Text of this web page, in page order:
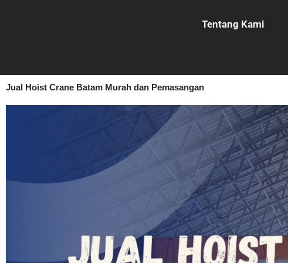
Tentang Kami
Jual Hoist Crane Batam Murah dan Pemasangan